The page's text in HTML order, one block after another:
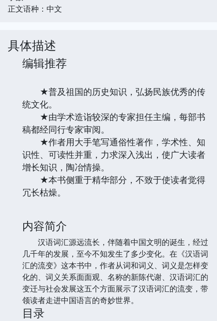
正文语种：中文
具体描述
编辑推荐
★普及祖国的历史知识，弘扬民族优秀的传
统文化。
★由学术造诣较深的专家担任主编，每部书
稿都经同行专家审阅。
★作者用大手笔写通俗性著作，学术性、知
识性、可读性并重，力求深入浅出，使广大读者
增长知识，陶冶情操。
★本书侧重于精华部分，不致于使读者觉得
冗长枯燥。
内容简介
汉语词汇源远流长，伴随着中国文明的诞生，经过
几千年的发展，至今不知发生了多少变化。在《汉语词
汇的流变》这本书中，作者从词和词义、词义是怎样变
化的、词义关系面面观、名称的新陈代谢、汉语词汇的
变迁与社会发展这五个方面展示了汉语词汇的流变，带
领读者走进中国语言的奇妙世界。
目录